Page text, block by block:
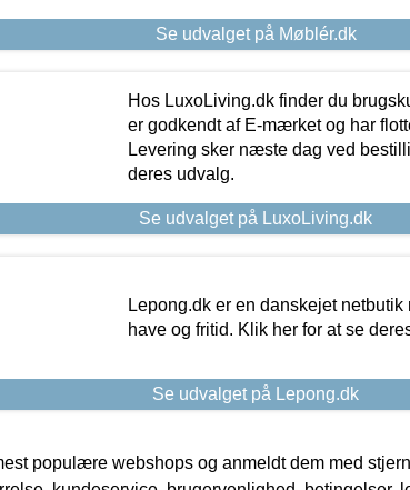
Se udvalget på Møblér.dk
Hos LuxoLiving.dk finder du
er godkendt af E-mærket og har
Levering sker næste dag ved
deres udvalg.
Se udvalget på LuxoLiving.dk
Lepong.dk er en danskejet
have og fritid. Klik her for at se
Se udvalget på Lepong.dk
populære webshops og anmeldt dem med